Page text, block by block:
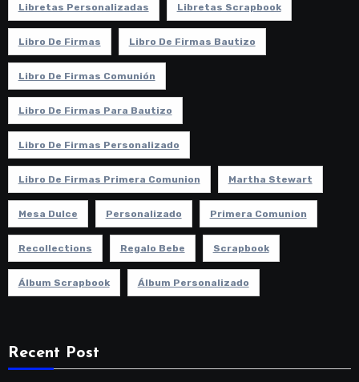
Libretas Personalizadas Libretas Scrapbook
Libro De Firmas Libro De Firmas Bautizo
Libro De Firmas Comunión
Libro De Firmas Para Bautizo
Libro De Firmas Personalizado
Libro De Firmas Primera Comunion Martha Stewart
Mesa Dulce Personalizado Primera Comunion
Recollections Regalo Bebe Scrapbook
Álbum Scrapbook Álbum Personalizado
Recent Post